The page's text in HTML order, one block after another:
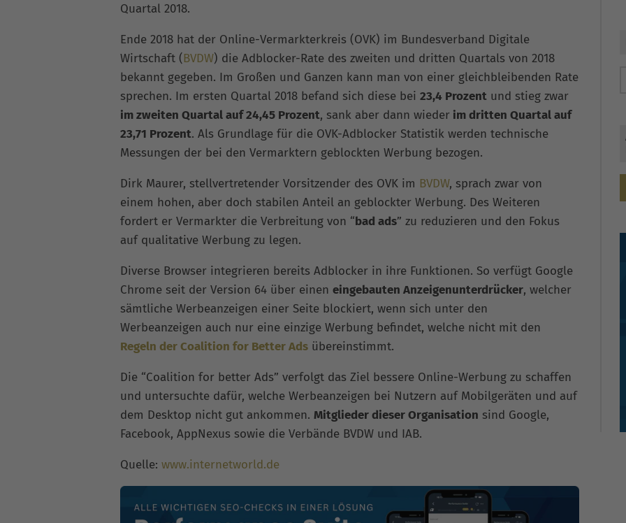
Quartal 2018.
Ende 2018 hat der Online-Vermarkterkreis (OVK) im Bundesverband Digitale
Wirtschaft (BVDW) die Adblocker-Rate des zweiten und dritten Quartals von 2018
bekannt gegeben. Im Großen und Ganzen kann man von einer gleichbleibenden Rate
sprechen. Im ersten Quartal 2018 befand sich diese bei 23,4 Prozent und stieg zwar
im zweiten Quartal auf 24,45 Prozent, sank aber dann wieder im dritten Quartal auf
23,71 Prozent. Als Grundlage für die OVK-Adblocker Statistik werden technische
Messungen der bei den Vermarktern geblockten Werbung bezogen.
Dirk Maurer, stellvertretender Vorsitzender des OVK im BVDW, sprach zwar von
einem hohen, aber doch stabilen Anteil an geblockter Werbung. Des Weiteren
fordert er Vermarkter die Verbreitung von “bad ads” zu reduzieren und den Fokus
auf qualitative Werbung zu legen.
Diverse Browser integrieren bereits Adblocker in ihre Funktionen. So verfügt Google
Chrome seit der Version 64 über einen eingebauten Anzeigenunterdrücker, welcher
sämtliche Werbeanzeigen einer Seite blockiert, wenn sich unter den
Werbeanzeigen auch nur eine einzige Werbung befindet, welche nicht mit den
Regeln der Coalition for Better Ads übereinstimmt.
Die “Coalition for better Ads” verfolgt das Ziel bessere Online-Werbung zu schaffen
und untersuchte dafür, welche Werbeanzeigen bei Nutzern auf Mobilgeräten und auf
dem Desktop nicht gut ankommen. Mitglieder dieser Organisation sind Google,
Facebook, AppNexus sowie die Verbände BVDW und IAB.
Quelle: www.internetworld.de